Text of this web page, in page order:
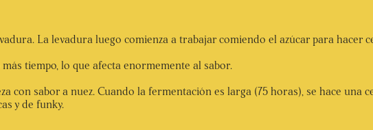
La levadura luego comienza a trabajar comiendo el azúcar para hacer
tiempo, lo que afecta enormemente al sabor.
con sabor a nuez. Cuando la fermentación es larga (75 horas), se hace una
y de funky.